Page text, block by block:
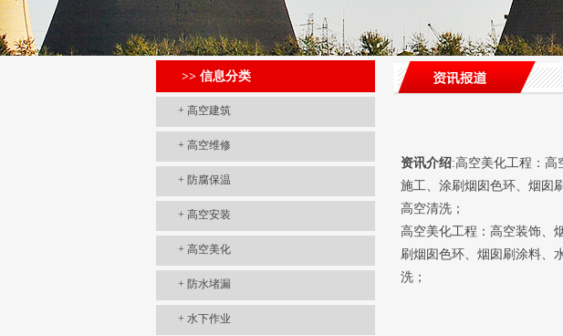
>> 信息分类
+ 高空建筑
+ 高空维修
+ 防腐保温
+ 高空安装
+ 高空美化
+ 防水堵漏
+ 水下作业
资讯介绍:高空美化工程：高
施工、涂刷烟囱色环、烟囱
高空清洗；
高空美化工程：高空装饰、
刷烟囱色环、烟囱刷涂料、
洗；